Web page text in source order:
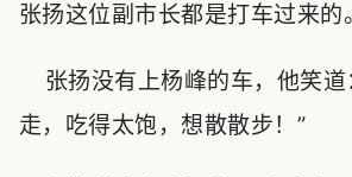
张扬这位副市长都是打车过来的。
张扬没有上杨峰的车，他笑道
走，吃得太饱，想散散步！”